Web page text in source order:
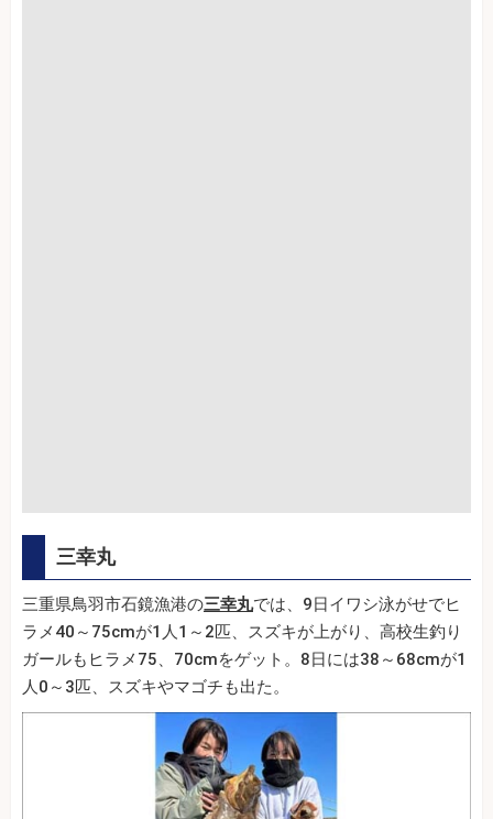
三幸丸
三重県鳥羽市石鏡漁港の三幸丸では、9日イワシ泳がせでヒ
ラメ40～75cmが1人1～2匹、スズキが上がり、高校生釣り
ガールもヒラメ75、70cmをゲット。8日には38～68cmが1
人0～3匹、スズキやマゴチも出た。